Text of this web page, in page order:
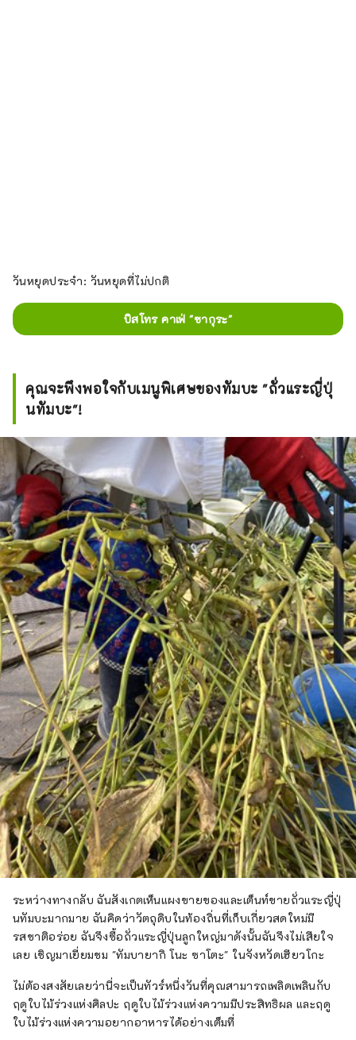
วันหยุดประจำ: วันหยุดที่ไม่ปกติ
บิสโทร คาเฟ่ "ซากุระ"
คุณจะพึงพอใจกับเมนูพิเศษของทัมบะ "ถั่วแระญี่ปุ่
นทัมบะ"!
ระหว่างทางกลับ ฉันสังเกตเห็นแผงขายของและเต็นท์ขายถั่วแระญี่ปุ่
นทัมบะมากมาย ฉันคิดว่าวัตถุดิบในท้องถิ่นที่เก็บเกี่ยวสดใหม่มี
รสชาติอร่อย ฉันจึงซื้อถั่วแระญี่ปุ่นลูกใหญ่มาดังนั้นฉันจึงไม่เสียใจ
เลย เชิญมาเยี่ยมชม "ทัมบายากิ โนะ ซาโตะ" ในจังหวัดเฮียวโกะ
ไม่ต้องสงสัยเลยว่านี่จะเป็นทัวร์หนึ่งวันที่คุณสามารถเพลิดเพลินกับ
ฤดูใบไม้ร่วงแห่งศิลปะ ฤดูใบไม้ร่วงแห่งความมีประสิทธิผล และฤดู
ใบไม้ร่วงแห่งความอยากอาหารได้อย่างเต็มที่